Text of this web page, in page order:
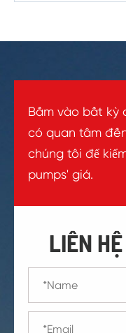
Bấm vào bất kỳ
có quan tâm
chúng tôi để
pumps' giá.
LIÊN